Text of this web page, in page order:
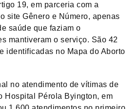
19, em parceria com a
site Gênero e Número, apenas
saúde que faziam o
mantiveram o serviço. São 42
identificadas no Mapa do Aborto
no atendimento de vítimas de
Hospital Pérola Byington, em